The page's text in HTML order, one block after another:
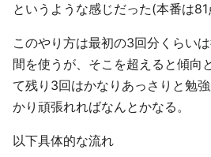
というような感じだった(本番は81
このやり方は最初の3回分くらい
間を使うが、そこを超えると傾向
て残り3回はかなりあっさりと勉
かり頑張れればなんとかなる。
以下具体的な流れ